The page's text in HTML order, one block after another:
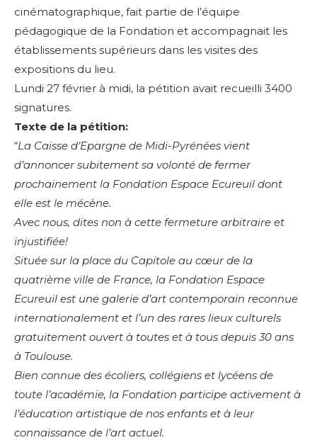
cinématographique, fait partie de l’équipe
pédagogique de la Fondation et accompagnait les
établissements supérieurs dans les visites des
expositions du lieu.
Lundi 27 février à midi, la pétition avait recueilli 3400
signatures.
Texte de la pétition:
“La Caisse d’Epargne de Midi-Pyrénées vient
d’annoncer subitement sa volonté de fermer
prochainement la Fondation Espace Ecureuil dont
elle est le mécène.
Avec nous, dites non à cette fermeture arbitraire et
injustifiée!
Située sur la place du Capitole au cœur de la
quatrième ville de France, la Fondation Espace
Ecureuil est une galerie d’art contemporain reconnue
internationalement et l’un des rares lieux culturels
gratuitement ouvert à toutes et à tous depuis 30 ans
à Toulouse.
Bien connue des écoliers, collégiens et lycéens de
toute l’académie, la Fondation participe activement à
l’éducation artistique de nos enfants et à leur
connaissance de l’art actuel.